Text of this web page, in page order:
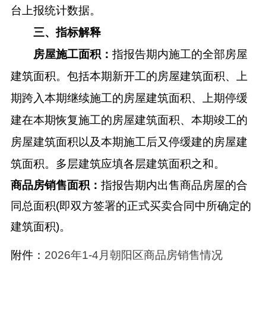
台上报统计数据。
三、指标解释
房屋施工面积： 指报告期内施工的全部房屋
建筑面积。包括本期新开工的房屋建筑面积、上
期跨入本期继续施工的房屋建筑面积、上期停缓
建在本期恢复施工的房屋建筑面积、本期竣工的
房屋建筑面积以及本期施工后又停缓建的房屋建
筑面积。多层建筑应填各层建筑面积之和。
商品房销售面积： 指报告期内出售商品房屋的合
同总面积(即双方签署的正式买卖合同中所确定的
建筑面积)。
附件： 2026年1-4月朝阳区商品房销售情况